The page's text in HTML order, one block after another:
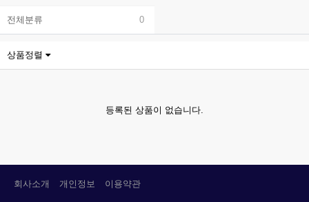
전체분류 0
상품정렬
등록된 상품이 없습니다.
회사소개 개인정보 이용약관